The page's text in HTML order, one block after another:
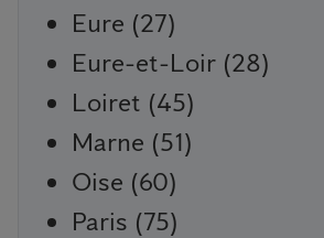
Eure (27)
Eure-et-Loir (28)
Loiret (45)
Marne (51)
Oise (60)
Paris (75)